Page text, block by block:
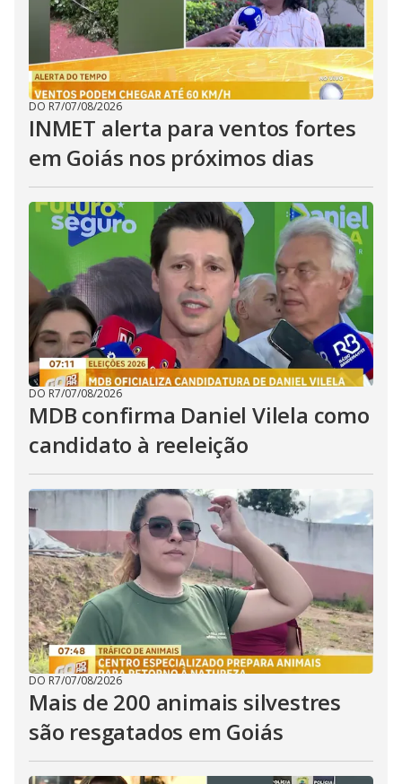
DO R7/07/08/2026
INMET alerta para ventos fortes
em Goiás nos próximos dias
DO R7/07/08/2026
MDB confirma Daniel Vilela como
candidato à reeleição
DO R7/07/08/2026
Mais de 200 animais silvestres
são resgatados em Goiás